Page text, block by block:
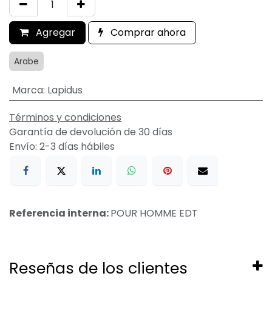
Agregar Comprar ahora
Arabe
Marca: Lapidus
Términos y condiciones
Garantía de devolución de 30 días
Envío: 2-3 días hábiles
Referencia interna:POUR HOMME EDT
Reseñas de los clientes